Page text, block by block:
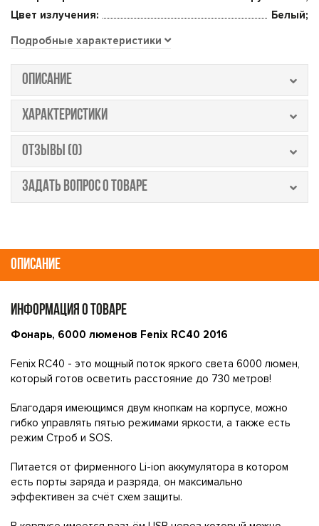
Цвет излучения:
Белый;
Подробные характеристики
ОПИСАНИЕ
ХАРАКТЕРИСТИКИ
ОТЗЫВЫ (0)
ЗАДАТЬ ВОПРОС О ТОВАРЕ
ОПИСАНИЕ
ИНФОРМАЦИЯ О ТОВАРЕ
Фонарь, 6000 люменов Fenix RC40 2016
Fenix RC40 - это мощный поток яркого света 6000 люмен,
который готов осветить расстояние до 730 метров!
Благодаря имеющимся двум кнопкам на корпусе, можно
гибко управлять пятью режимами яркости, а также есть
режим Строб и SOS.
Питается от фирменного Li-ion аккумулятора в котором
есть порты заряда и разряда, он максимально
эффективен за счёт схем защиты.